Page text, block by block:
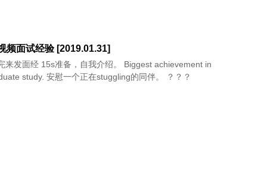
频面试经验 [2019.01.31]
介绍。 Biggest achievement in
undergraduate study. 安慰一个正在stuggling的同伴。 ？？？